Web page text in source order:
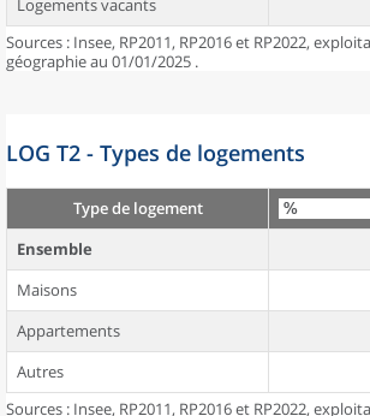
Logements vacants
Sources : Insee, RP2011, RP2016 et RP2022,
géographie au 01/01/2025 .
LOG T2 - Types de logements
Type de logement
Ensemble
Maisons
Appartements
Autres
Sources : Insee, RP2011, RP2016 et RP2022,